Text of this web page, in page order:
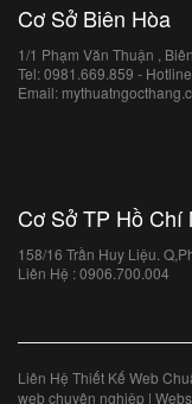
Cơ Sở Biên Hòa
1/1 Phạm Văn Thuận ,
Tel: 0981.669.859 -
Email:
Cơ Sở TP Hồ Chí
158/16 Trần Huy Liệu.
Liên Hệ : 0906.700.004
Liên Hệ Thiết Kế Web
web chuyên nghiệp |